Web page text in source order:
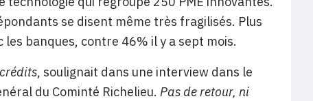
se disent même très fragilisés. Plus
les banques, contre 46% il y a sept mois.
, soulignait dans une interview dans le
du Cominté Richelieu. Pas de retour, ni